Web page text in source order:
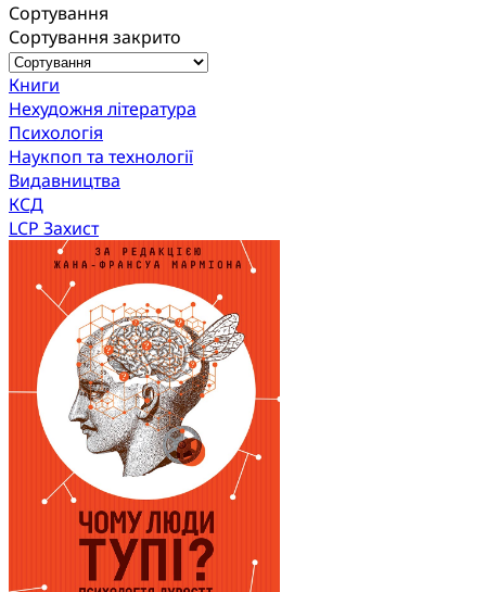
Сортування
Сортування закрито
Книги
Нехудожня література
Психологія
Наукпоп та технології
Видавництва
КСД
LCP Захист